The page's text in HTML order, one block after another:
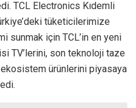
TCL Electronics Kıdemli
tüketicilerimize
sunmak için TCL’in en yeni
TV’lerini, son teknoloji taze
ürünlerini piyasaya